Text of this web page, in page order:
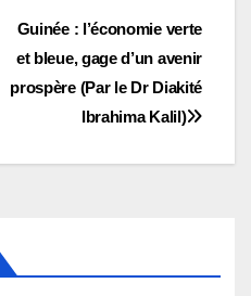
Guinée : l’économie verte
et bleue, gage d’un avenir
prospère (Par le Dr Diakité
Ibrahima Kalil)